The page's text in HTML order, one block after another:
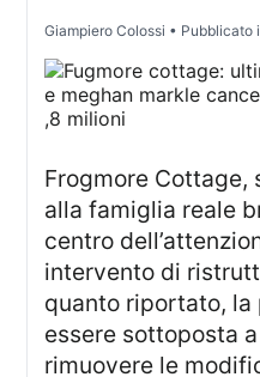
Giampiero Colossi • Pubblicato
Frogmore Cottage, storicamente legato
alla famiglia reale
centro
intervento di
quanto riportato,
essere sottoposta
rimuovere le